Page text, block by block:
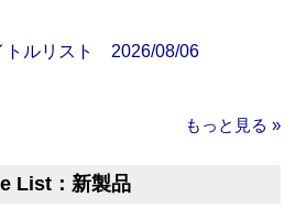
トルリスト 2026/08/06
もっと見る »
List：新製品